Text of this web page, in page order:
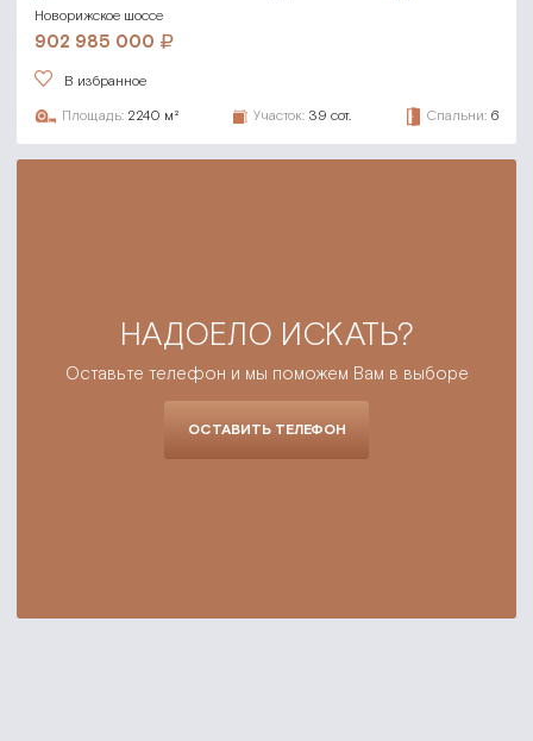
Новорижское шоссе
902 985 000
В избранное
Площадь: 2240 м² Участок: 39 сот. Спальни: 6
НАДОЕЛО ИСКАТЬ?
Оставьте телефон и мы поможем Вам в выборе
ОСТАВИТЬ ТЕЛЕФОН